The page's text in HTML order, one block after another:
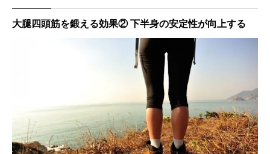
大腿四頭筋を鍛える効果② 下半身の安定性が向上する